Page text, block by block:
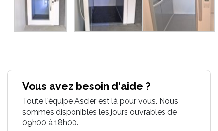
Vous avez besoin d'aide ?
Toute l'équipe Ascier est là pour vous. Nous
sommes disponibles les jours ouvrables de
09h00 à 18h00.